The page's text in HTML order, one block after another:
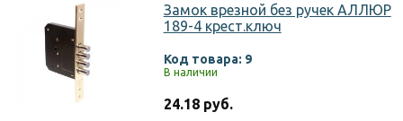
Замок врезной без ручек АЛЛЮР
189-4 крест.ключ
Код товара: 9
В наличии
24.18 руб.